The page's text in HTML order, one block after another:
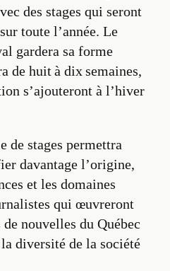
des stages qui seront
toute l’année. Le
gardera sa forme
de huit à dix semaines,
s’ajouteront à l’hiver
de stages permettra
davantage l’origine,
et les domaines
qui œuvreront
nouvelles du Québec
diversité de la société